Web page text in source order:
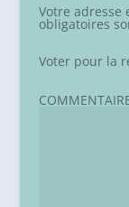
Votre adresse
obligatoires
Voter pour la